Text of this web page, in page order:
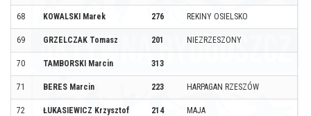
68 KOWALSKI Marek 276 REKINY OSIELSKO
69 GRZELCZAK Tomasz 201 NIEZRZESZONY
70 TAMBORSKI Marcin 313
71 BERES Marcin 223 HARPAGAN RZESZÓW
72 ŁUKASIEWICZ Krzysztof 214 MAJA